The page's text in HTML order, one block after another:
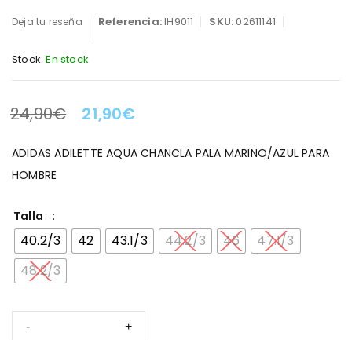
Deja tu reseña Referencia:IH9011 SKU:02611141
Stock: En stock
LA OFERTA TERMINA EN:
24,90€ 21,90€
ADIDAS ADILETTE AQUA CHANCLA PALA MARINO/AZUL PARA
HOMBRE
Talla
40.2/3 42 43.1/3 44.2/3 46
47.1/3
48.2/3